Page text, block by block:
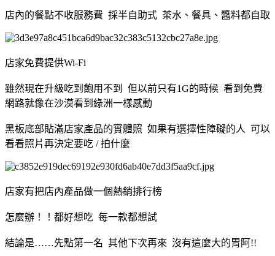
店內的餐點不收服務費 採半自助式 茶水、餐具、醬料都自取
店家免費提供Wi-Fi
雖然現在升級吃到飽用不到 但以前只有1G的時候 看到免費
網路就像在沙漠看到綠洲一樣感動
黑板底部貼滿店家產品的實體照 如果有選擇性障礙的人 可以
看看照片再決定要吃 / 拍什麼
店家有把店內產品做一個熱銷排行榜
怎麼辦！！都好想吃 每一款都想試
結論是……先點第一名 其他下次再來 沒有這麼大的胃阿!!